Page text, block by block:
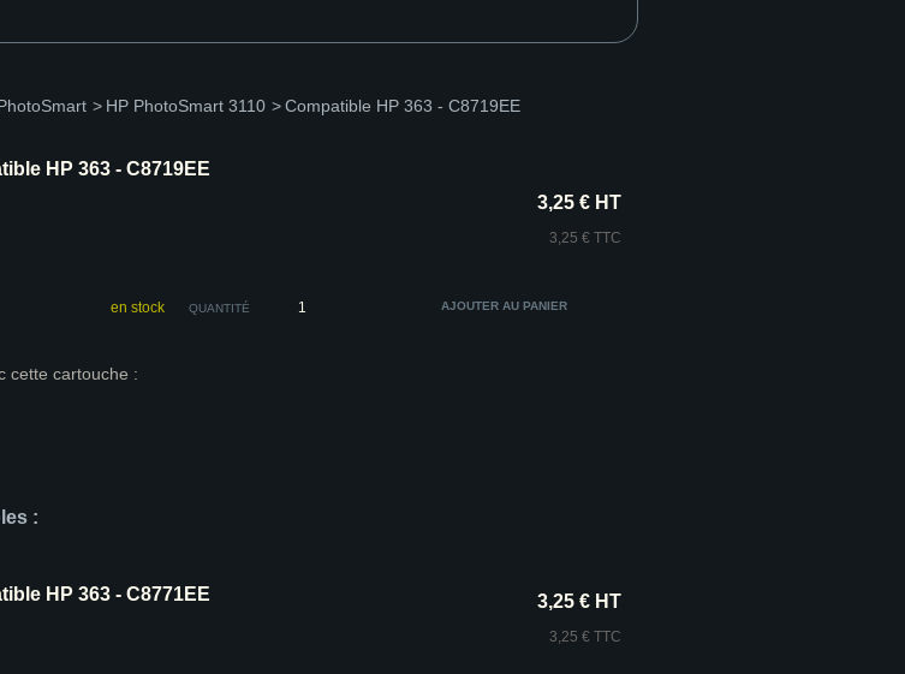
> HP PhotoSmart 3110 >Compatible HP 363 - C8719EE
HP 363 - C8719EE
3,25 € HT
3,25 € TTC
en stock QUANTITÉ
cette cartouche :
:
HP 363 - C8771EE 3,25 € HT
3,25 € TTC